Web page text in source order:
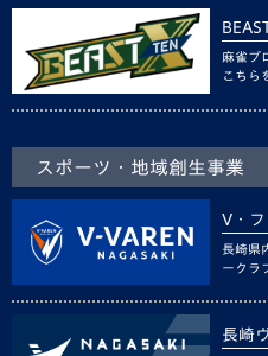
麻雀プ
こちら
スポーツ・地域創生事業
V・
長崎県
ークラ
長崎